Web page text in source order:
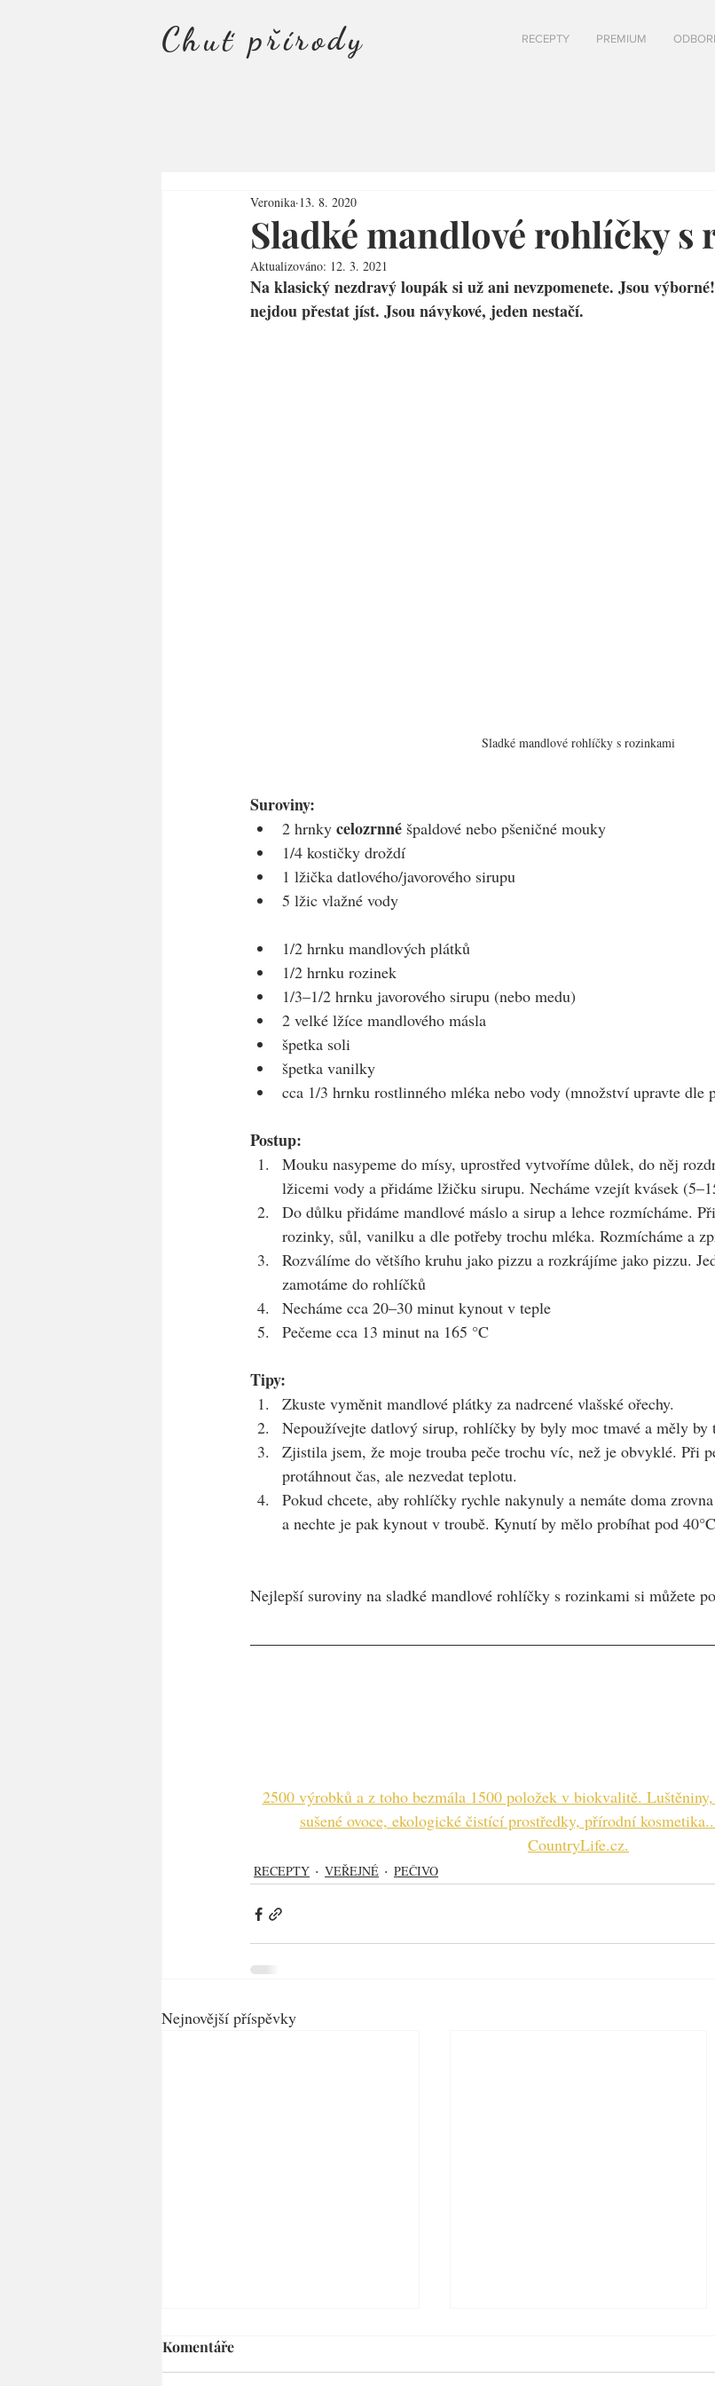
Chuť přírody RECEPTY PREMIUM
Sladké mandlové rohlíčky s
Veronika 13. 8. 2020
Aktualizováno: 12. 3. 2021
Na klasický nezdravý loupák si už ani nevzpomenete. Jsou
nejdou přestat jíst. Jsou návykové, jeden nestačí.
Sladké mandlové rohlíčky s rozinkami
Suroviny:
2 hrnky celozrnné špaldové nebo pšeničné mouky
1/4 kostičky droždí
1 lžička datlového/javorového sirupu
5 lžic vlažné vody
1/2 hrnku mandlových plátků
1/2 hrnku rozinek
1/3–1/2 hrnku javorového sirupu (nebo medu)
2 velké lžíce mandlového másla
špetka soli
špetka vanilky
cca 1/3 hrnku rostlinného mléka nebo vody (množství upravte dle
Postup:
Mouku nasypeme do mísy, uprostřed vytvoříme důlek, do něj
lžicemi vody a přidáme lžičku sirupu. Necháme vzejít kvásek
Do důlku přidáme mandlové máslo a sirup a lehce rozmícháme.
rozinky, sůl, vanilku a dle potřeby trochu mléka. Rozmícháme a
Rozválíme do většího kruhu jako pizzu a rozkrájíme jako pizzu.
zamotáme do rohlíčků
Necháme cca 20–30 minut kynout v teple
Pečeme cca 13 minut na 165 °C
Tipy:
Zkuste vyměnit mandlové plátky za nadrcené vlašské ořechy.
Nepoužívejte datlový sirup, rohlíčky by byly moc tmavé a měly by
Zjistila jsem, že moje trouba peče trochu víc, než je obvyklé. Při
protáhnout čas, ale nezvedat teplotu.
Pokud chcete, aby rohlíčky rychle nakynuly a nemáte doma
a nechte je pak kynout v troubě. Kynutí by mělo probíhat pod
Nejlepší suroviny na sladké mandlové rohlíčky s rozinkami si můžete
2500 výrobků a z toho bezmála 1500 položek v biokvalitě.
sušené ovoce, ekologické čistící prostředky, přírodní
CountryLife.cz.
RECEPTY VEŘEJNÉ PEČIVO
Nejnovější příspěvky
Komentáře